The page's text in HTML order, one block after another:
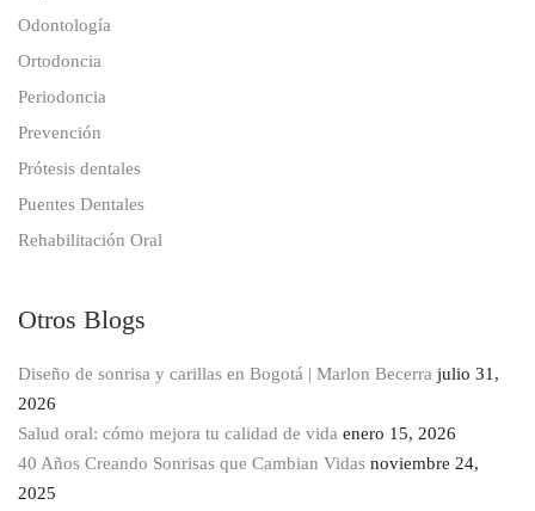
Odontología
Ortodoncia
Periodoncia
Prevención
Prótesis dentales
Puentes Dentales
Rehabilitación Oral
Otros Blogs
Diseño de sonrisa y carillas en Bogotá | Marlon Becerra julio 31,
2026
Salud oral: cómo mejora tu calidad de vida enero 15, 2026
40 Años Creando Sonrisas que Cambian Vidas noviembre 24,
2025